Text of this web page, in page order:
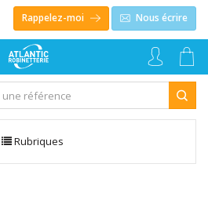
Rappelez-moi Nous écrire
Rubriques